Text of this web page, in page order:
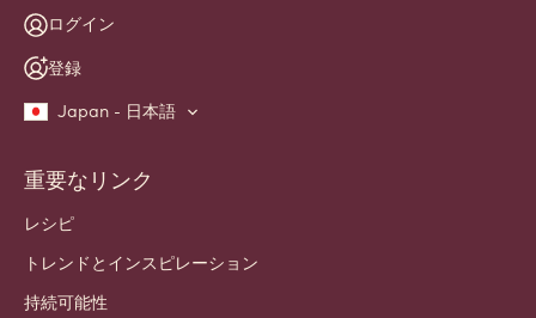
ログイン
登録
Japan - 日本語
Footer
Callebaut
重要なリンク
レシピ
トレンドとインスピレーション
持続可能性